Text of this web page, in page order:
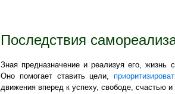
Последствия
Зная предназначение и реализуя его, жизнь
Оно помогает ставить цели,
движения вперед к успеху, свободе, счастью и